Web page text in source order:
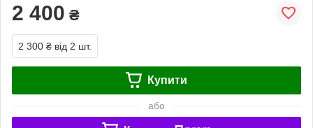
2 400 ₴
2 300 ₴ від 2 шт.
Купити
або